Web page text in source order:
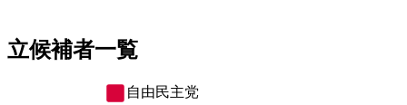
立候補者一覧
自由民主党